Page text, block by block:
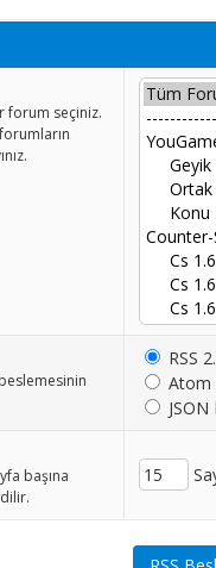
forum seçiniz.
RSS
Atom
başına